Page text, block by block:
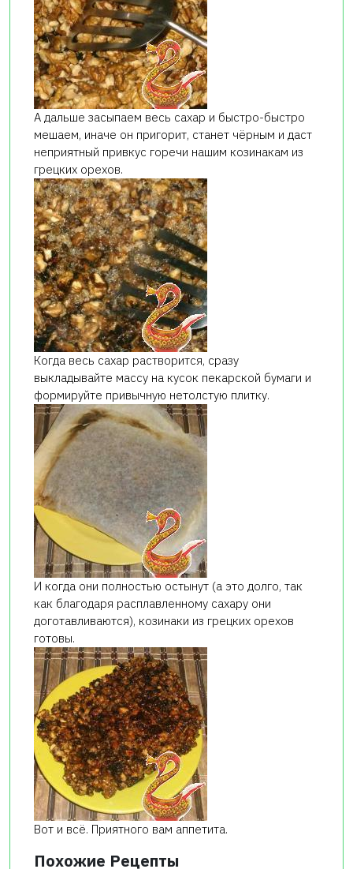
А дальше засыпаем весь сахар и быстро-быстро
мешаем, иначе он пригорит, станет чёрным и даст
неприятный привкус горечи нашим козинакам из
грецких орехов.
Когда весь сахар растворится, сразу
выкладывайте массу на кусок пекарской бумаги и
формируйте привычную нетолстую плитку.
И когда они полностью остынут (а это долго, так
как благодаря расплавленному сахару они
доготавливаются), козинаки из грецких орехов
готовы.
Вот и всё. Приятного вам аппетита.
Похожие Рецепты